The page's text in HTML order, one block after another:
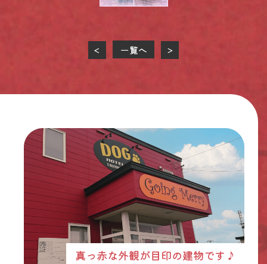
< 一覧へ >
真っ赤な外観が目印の建物です♪